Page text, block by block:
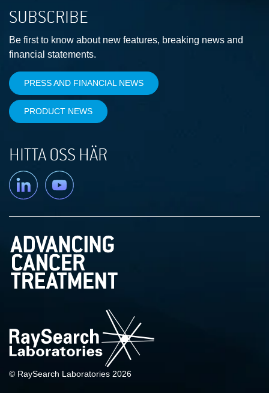
SUBSCRIBE
Be first to know about new features, breaking news and
financial statements.
PRESS AND FINANCIAL NEWS
PRODUCT NEWS
HITTA OSS HÄR
Linkedin YouTube
© RaySearch Laboratories 2026